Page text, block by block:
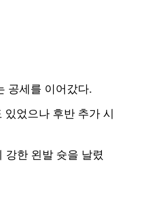
공세를 이어갔다.
었으나 후반 추가 시
한 왼발 슛을 날렸